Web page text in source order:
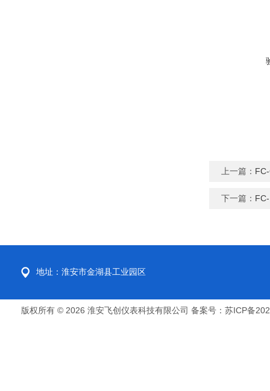
上一篇：
下一篇：
地址：淮安市金湖县工业园区
版权所有 © 2026 淮安飞创仪表科技有限公司 备案号：苏ICP备